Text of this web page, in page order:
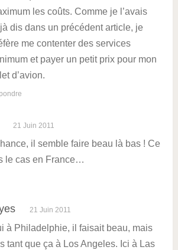
les coûts. Comme je l’avais
dis dans un précédent article, je
me contenter des services
et payer un petit prix pour mon
d’avion.
21 Juin 2011
il semble faire beau là bas ! Ce
le cas en France…
21 Juin 2011
à Philadelphie, il faisait beau, mais
tant que ça à Los Angeles. Ici à Las